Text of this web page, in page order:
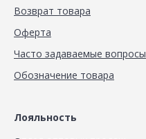
Возврат товара
Оферта
Часто задаваемые вопросы
Обозначение товара
Лояльность